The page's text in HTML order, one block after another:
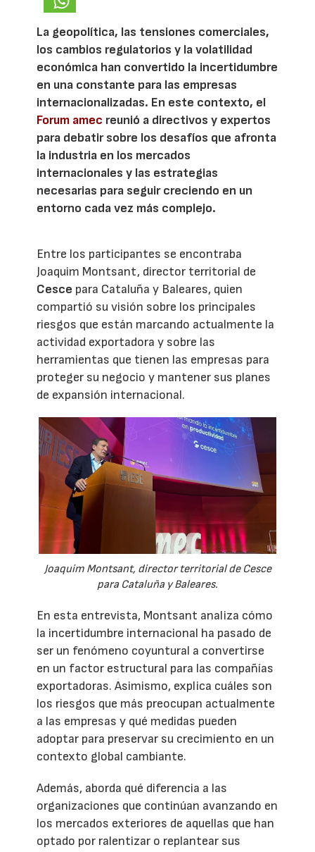
La geopolítica, las tensiones comerciales,
los cambios regulatorios y la volatilidad
económica han convertido la incertidumbre
en una constante para las empresas
internacionalizadas. En este contexto, el
Forum amec reunió a directivos y expertos
para debatir sobre los desafíos que afronta
la industria en los mercados
internacionales y las estrategias
necesarias para seguir creciendo en un
entorno cada vez más complejo.
Entre los participantes se encontraba
Joaquim Montsant, director territorial de
Cesce para Cataluña y Baleares, quien
compartió su visión sobre los principales
riesgos que están marcando actualmente la
actividad exportadora y sobre las
herramientas que tienen las empresas para
proteger su negocio y mantener sus planes
de expansión internacional.
Joaquim Montsant, director territorial de Cesce
para Cataluña y Baleares.
En esta entrevista, Montsant analiza cómo
la incertidumbre internacional ha pasado de
ser un fenómeno coyuntural a convertirse
en un factor estructural para las compañías
exportadoras. Asimismo, explica cuáles son
los riesgos que más preocupan actualmente
a las empresas y qué medidas pueden
adoptar para preservar su crecimiento en un
contexto global cambiante.
Además, aborda qué diferencia a las
organizaciones que continúan avanzando en
los mercados exteriores de aquellas que han
optado por ralentizar o replantear sus